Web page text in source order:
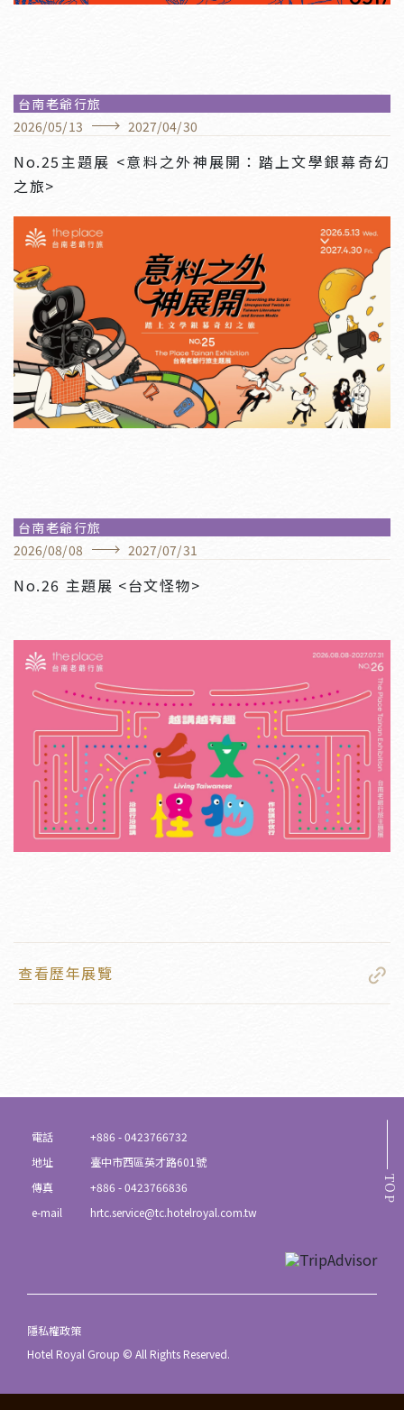
台南老爺行旅
2026/05/13 2027/04/30
No.25主題展 <意料之外神展開：踏上文學銀幕奇幻
之旅>
台南老爺行旅
2026/08/08 2027/07/31
No.26 主題展 <台文怪物>
查看歷年展覽
TOP
電話
+886 - 0423766732
地址
臺中市西區英才路601號
傳真
+886 - 0423766836
e-mail
hrtc.service@tc.hotelroyal.com.tw
隱私權政策
Hotel Royal Group © All Rights Reserved.